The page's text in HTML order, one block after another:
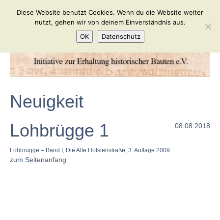
Neuigkeit
08.08.2018
Lohbrügge 1
Lohbrügge – Band I, Die Alte Holstenstraße, 3. Auflage 2009
zum Seitenanfang
Diese Website benutzt Cookies. Wenn du die Website weiter
nutzt, gehen wir von deinem Einverständnis aus.
OK
Datenschutz